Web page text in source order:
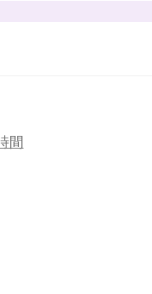
間